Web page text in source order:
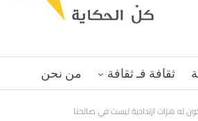
ثقافة فـ ثقافة من نحن
له هزات ارتدادية ليست في صالحنا